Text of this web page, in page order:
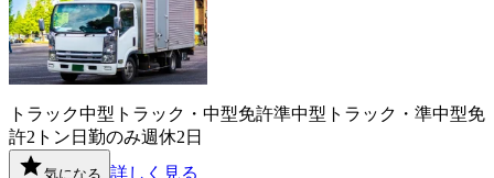
トラック中型トラック・中型免許準中型トラック・準中型免
許2トン 日勤のみ週休2日
気になる 詳しく見る